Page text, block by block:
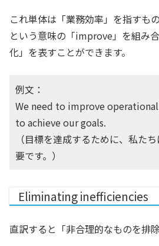
これ単体は「業務効率」を指すも
という意味の「improve」を組み
化」を表すことができます。
例文：
We need to improve
to achieve our goals.
（目標を達成するために、私た
要です。）
Eliminating inefficiencies
直訳すると「非合理的なものを排